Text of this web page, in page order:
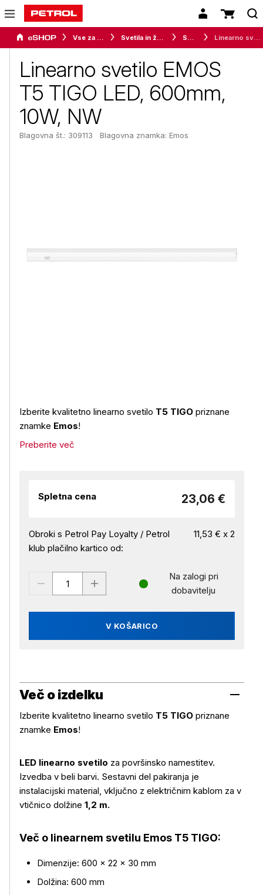
Vse za dom Svetila in žarnice Svetila
Linearno svetilo EMOS
T5 TIGO LED, 600mm,
10W, NW
Blagovna št.: 309113 Blagovna znamka: Emos
Izberite kvalitetno linearno svetilo T5 TIGO priznane
znamke Emos!
Preberite več
Spletna cena 23,06 €
Obroki s Petrol Pay Loyalty / Petrol
klub plačilno kartico od:
11,53 € x 2
V KOŠARICO
Na zalogi pri
dobavitelju
Več o izdelku
Izberite kvalitetno linearno svetilo T5 TIGO priznane
znamke Emos!
LED linearno svetilo za površinsko namestitev.
Izvedba v beli barvi. Sestavni del pakiranja je
instalacijski material, vključno z električnim kablom za v
vtičnico dolžine 1,2 m.
Več o linearnem svetilu Emos T5 TIGO:
Dimenzije: 600 × 22 × 30 mm
Dolžina: 600 mm